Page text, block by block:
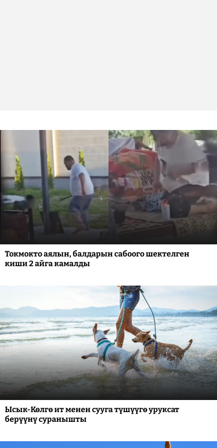
Токмокто аялын, балдарын сабоого шектелген
киши 2 айга камалды
Ысык-Көлгө ит менен сууга түшүүгө уруксат
берүүнү суранышты